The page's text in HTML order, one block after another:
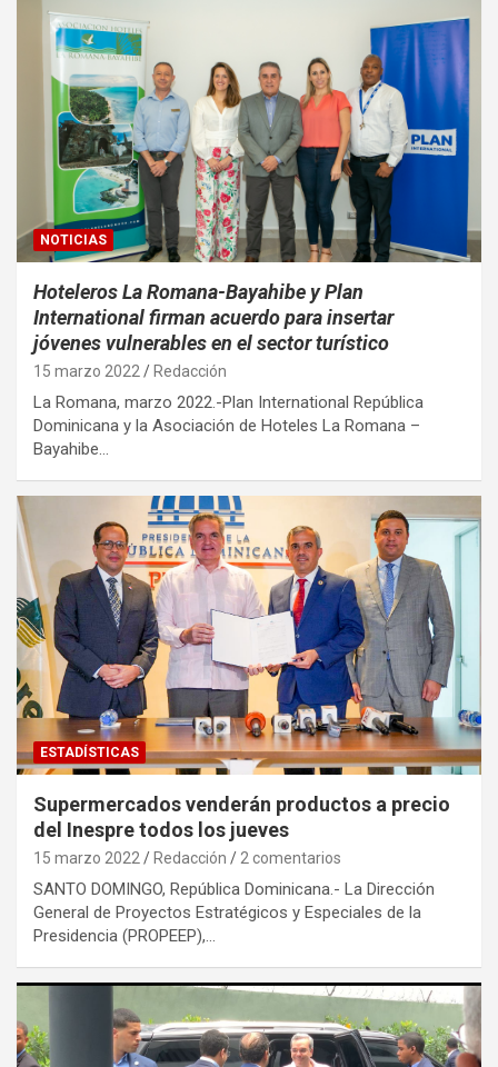
NOTICIAS
Hoteleros La Romana-Bayahibe y Plan
International firman acuerdo para insertar
jóvenes vulnerables en el sector turístico
15 marzo 2022 Redacción
La Romana, marzo 2022.-Plan International República
Dominicana y la Asociación de Hoteles La Romana –
Bayahibe…
ESTADÍSTICAS
Supermercados venderán productos a precio
del Inespre todos los jueves
15 marzo 2022 Redacción 2 comentarios
SANTO DOMINGO, República Dominicana.- La Dirección
General de Proyectos Estratégicos y Especiales de la
Presidencia (PROPEEP),…